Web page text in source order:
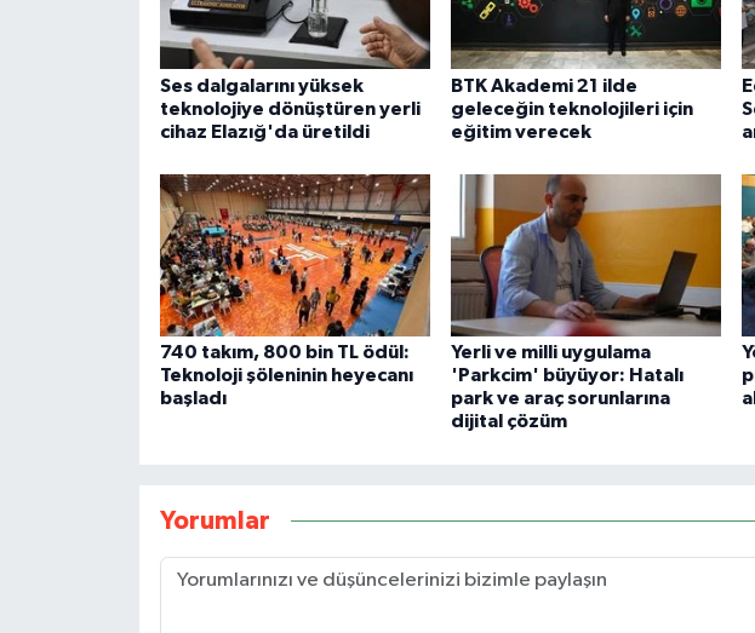
Ses dalgalarını yüksek
teknolojiye dönüştüren yerli
cihaz Elazığ'da üretildi
BTK Akademi 21 ilde
geleceğin teknolojileri için
eğitim verecek
740 takım, 800 bin TL ödül:
Teknoloji şöleninin heyecanı
başladı
Yerli ve milli uygulama
'Parkcim' büyüyor: Hatalı
park ve araç sorunlarına
dijital çözüm
Yorumlar